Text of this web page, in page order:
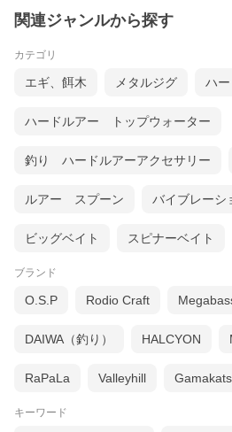
関連ジャンルから探す
カテゴリ
エギ、餌木 メタルジグ ハ
ハードルアー トップウォーター
釣り ハードルアーアクセサリー
ルアー スプーン バイブレーシ
ビッグベイト スピナーベイト
ブランド
O.S.P Rodio Craft
DAIWA（釣り） HALCYON
RaPaLa Valleyhill
キーワード